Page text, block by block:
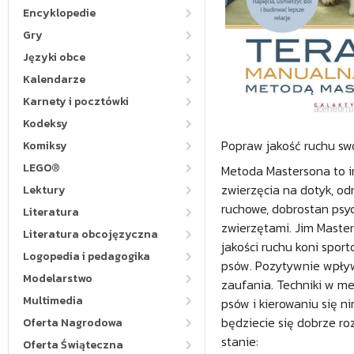
Encyklopedie
Gry
Języki obce
Kalendarze
Karnety i pocztówki
Kodeksy
Komiksy
LEGO®
Lektury
Literatura
Literatura obcojęzyczna
Logopedia i pedagogika
Modelarstwo
Multimedia
Oferta Nagrodowa
Oferta Świąteczna
Popraw jakość ruchu
Metoda Mastersona to
zwierzęcia na dotyk,
ruchowe, dobrostan
zwierzętami. Jim
jakości ruchu koni
psów. Pozytywnie
zaufania. Techniki w
psów i kierowaniu się
będziecie się dobrze
stanie: